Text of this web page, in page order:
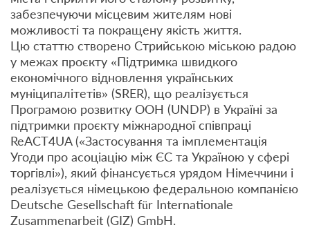
забезпечуючи місцевим жителям нові
можливості та покращену якість життя.
Цю статтю створено Стрийською міською радою
у межах проєкту «Підтримка швидкого
економічного відновлення українських
муніципалітетів» (SRER), що реалізується
Програмою розвитку ООН (UNDP) в Україні за
підтримки проєкту міжнародної співпраці
ReACT4UA («Застосування та імплементація
Угоди про асоціацію між ЄС та Україною у сфері
торгівлі»), який фінансується урядом Німеччини і
реалізується німецькою федеральною компанією
Deutsche Gesellschaft für Internationale
Zusammenarbeit (GIZ) GmbH.